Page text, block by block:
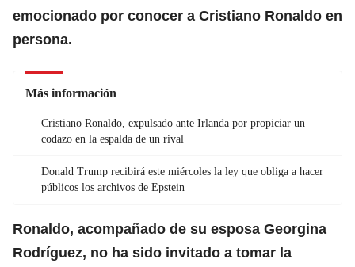
emocionado por conocer a Cristiano Ronaldo en
persona.
Más información
Cristiano Ronaldo, expulsado ante Irlanda por propiciar un
codazo en la espalda de un rival
Donald Trump recibirá este miércoles la ley que obliga a hacer
públicos los archivos de Epstein
Ronaldo, acompañado de su esposa Georgina
Rodríguez, no ha sido invitado a tomar la